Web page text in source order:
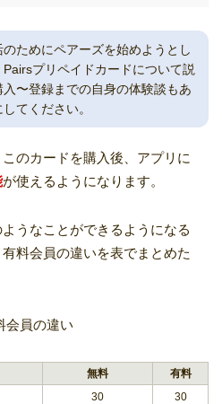
ためにペアーズを始めようとし
プリペイドカードについて説
入〜登録までの自身の体験談もあ
てください。
のカードを購入後、アプリに
が使えるようになります。
うなことができるようになる
料会員の違いを表でまとめた
会員の違い
無料
有料
30
30